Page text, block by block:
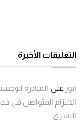
التعليقات الأخيرة
انور على المبادرة
الالتزام المتواصل في
البشري